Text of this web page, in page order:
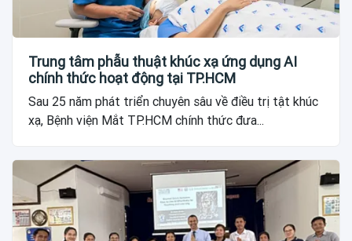
Trung tâm phẫu thuật khúc xạ ứng dụng AI
chính thức hoạt động tại TP.HCM
Sau 25 năm phát triển chuyên sâu về điều trị tật khúc
xạ, Bệnh viện Mắt TP.HCM chính thức đưa...